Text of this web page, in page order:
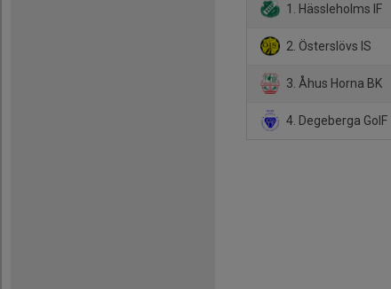
1. Hässleholms IF
2. Österslövs IS
3. Åhus Horna BK
4. Degeberga GoIF